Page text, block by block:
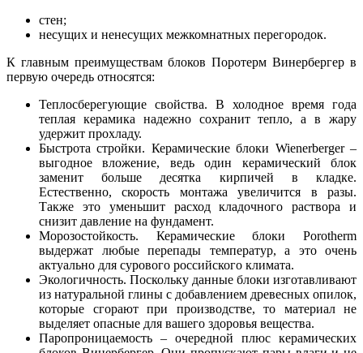
стен;
несущих и ненесущих межкомнатных перегородок.
К главным преимуществам блоков Поротерм Винербергер в
первую очередь относятся:
Теплосберегующие свойства. В холодное время года
теплая керамика надежно сохранит тепло, а в жару
удержит прохладу.
Быстрота стройки. Керамические блоки Wienerberger –
выгодное вложение, ведь один керамический блок
заменит больше десятка кирпичей в кладке.
Естественно, скорость монтажа увеличится в разы.
Также это уменьшит расход кладочного раствора и
снизит давление на фундамент.
Морозостойкость. Керамические блоки Porotherm
выдержат любые перепады температур, а это очень
актуально для сурового российского климата.
Экологичность. Поскольку данные блоки изготавливают
из натуральной глины с добавлением древесных опилок,
которые сгорают при производстве, то материал не
выделяет опасные для вашего здоровья вещества.
Паропроницаемость – очередной плюс керамических